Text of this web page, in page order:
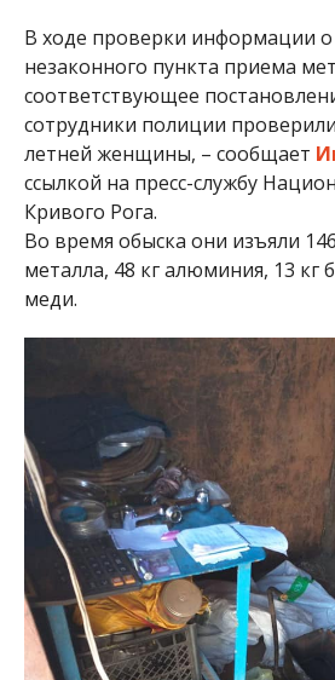
В ходе проверки информации о
незаконного пункта приема
соответствующее
сотрудники полиции
летней женщины, – сообщает
ссылкой на пресс-службу
Кривого Рога.
Во время обыска они изъяли
металла, 48 кг алюминия, 13 кг
меди.